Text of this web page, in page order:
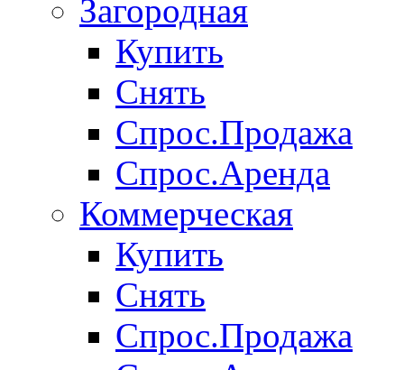
Загородная
Купить
Снять
Спрос.Продажа
Спрос.Аренда
Коммерческая
Купить
Снять
Спрос.Продажа